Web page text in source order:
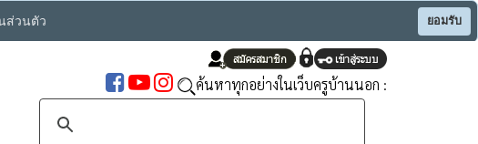
ส่วนตัว ยอมรับ
ค้นหาทุกอย่างในเว็บครูบ้านนอก :